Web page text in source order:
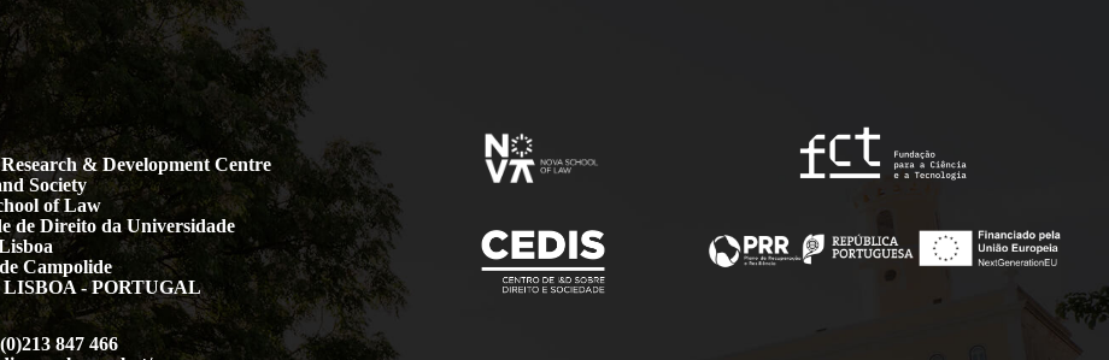
& Development Centre
Society
of Law
de Direito da Universidade
Campolide
LISBOA - PORTUGAL
847 466